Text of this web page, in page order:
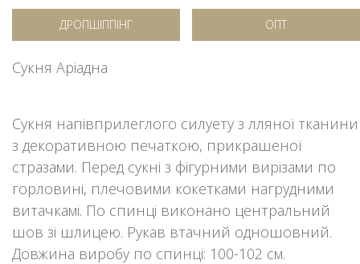
ДРОПШІППІНГ ОПТ
Сукня Аріадна
Сукня напівприлеглого силуету з лляної тканини
з декоративною печаткою, прикрашеної
стразами. Перед сукні з фігурними вирізами по
горловині, плечовими кокетками нагрудними
витачкамі. По спинці виконано центральний
шов зі шлицею. Рукав втачний одношовний.
Довжина виробу по спинці: 100-102 см.